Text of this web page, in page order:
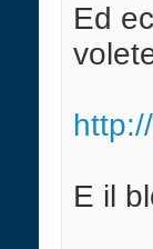
Ed
E il